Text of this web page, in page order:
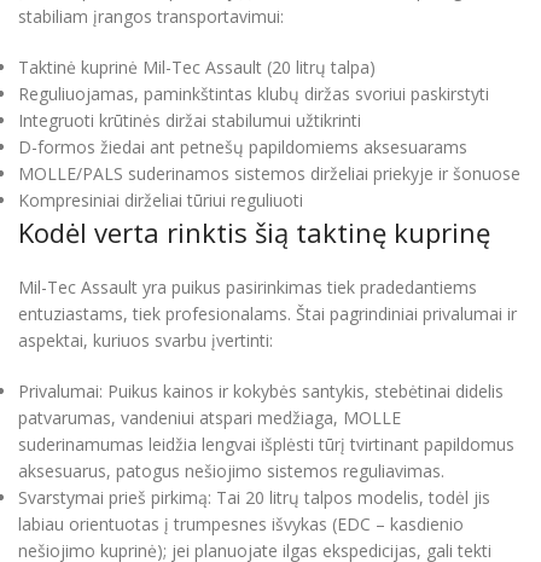
stabiliam įrangos transportavimui:
Taktinė kuprinė Mil-Tec Assault (20 litrų talpa)
Reguliuojamas, paminkštintas klubų diržas svoriui paskirstyti
Integruoti krūtinės diržai stabilumui užtikrinti
D-formos žiedai ant petnešų papildomiems aksesuarams
MOLLE/PALS suderinamos sistemos dirželiai priekyje ir šonuose
Kompresiniai dirželiai tūriui reguliuoti
Kodėl verta rinktis šią taktinę kuprinę
Mil-Tec Assault yra puikus pasirinkimas tiek pradedantiems
entuziastams, tiek profesionalams. Štai pagrindiniai privalumai ir
aspektai, kuriuos svarbu įvertinti:
Privalumai: Puikus kainos ir kokybės santykis, stebėtinai didelis
patvarumas, vandeniui atspari medžiaga, MOLLE
suderinamumas leidžia lengvai išplėsti tūrį tvirtinant papildomus
aksesuarus, patogus nešiojimo sistemos reguliavimas.
Svarstymai prieš pirkimą: Tai 20 litrų talpos modelis, todėl jis
labiau orientuotas į trumpesnes išvykas (EDC – kasdienio
nešiojimo kuprinė); jei planuojate ilgas ekspedicijas, gali tekti